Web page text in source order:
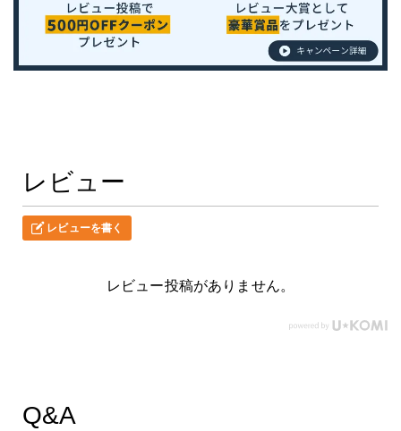
レビュー
レビューを書く
レビュー投稿がありません。
Q&A